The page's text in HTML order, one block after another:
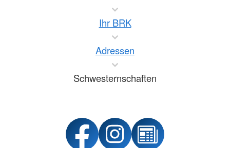
Ihr BRK
Adressen
Schwesternschaften